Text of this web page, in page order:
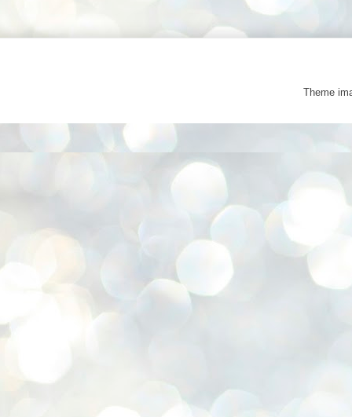
Theme